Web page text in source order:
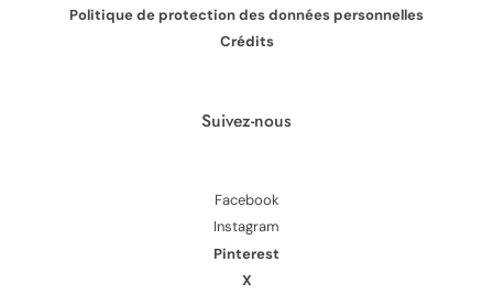
Politique de protection des données personnelles
Crédits
Suivez-nous
Facebook
Instagram
Pinterest
X